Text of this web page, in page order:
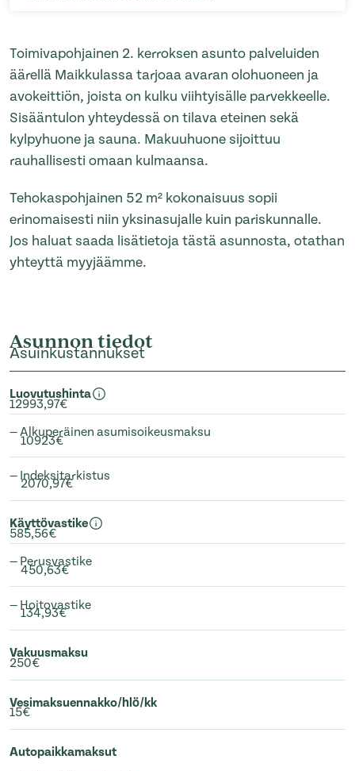
Toimivapohjainen 2. kerroksen asunto palveluiden
äärellä Maikkulassa tarjoaa avaran olohuoneen ja
avokeittiön, joista on kulku viihtyisälle parvekkeelle.
Sisääntulon yhteydessä on tilava eteinen sekä
kylpyhuone ja sauna. Makuuhuone sijoittuu
rauhallisesti omaan kulmaansa.
Tehokaspohjainen 52 m² kokonaisuus sopii
erinomaisesti niin yksinasujalle kuin pariskunnalle.
Jos haluat saada lisätietoja tästä asunnosta, otathan
yhteyttä myyjäämme.
Asunnon tiedot
Asuinkustannukset
Luovutushinta
12993,97€
— Alkuperäinen asumisoikeusmaksu
10923€
— Indeksitarkistus
2070,97€
Käyttövastike
585,56€
— Perusvastike
450,63€
— Hoitovastike
134,93€
Vakuusmaksu
250€
Vesimaksuennakko/hlö/kk
15€
Autopaikkamaksut